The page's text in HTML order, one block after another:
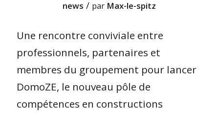
news / par Max-le-spitz
Une rencontre conviviale entre
professionnels, partenaires et
membres du groupement pour lancer
DomoZE, le nouveau pôle de
compétences en constructions